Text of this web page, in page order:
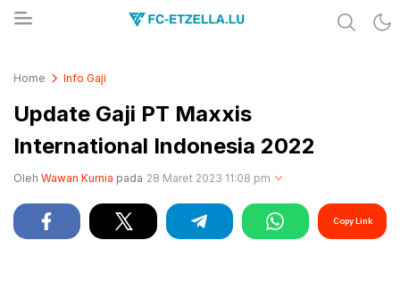
Home Info Gaji
Update Gaji PT Maxxis
International Indonesia 2022
Oleh Wawan Kurnia pada 28 Maret 2023 11:08 pm
Copy Link